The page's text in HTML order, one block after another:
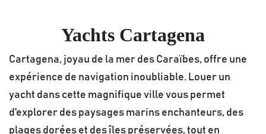
Yachts Cartagena
Cartagena, joyau de la mer des Caraïbes, offre une
expérience de navigation inoubliable. Louer un
yacht dans cette magnifique ville vous permet
d'explorer des paysages marins enchanteurs, des
plages dorées et des îles préservées, tout en